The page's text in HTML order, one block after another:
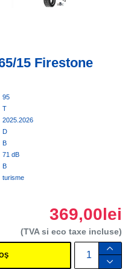
15 Firestone
95
T
2025.2026
D
B
71 dB
B
turisme
369,00lei
(TVA si eco taxe incluse)